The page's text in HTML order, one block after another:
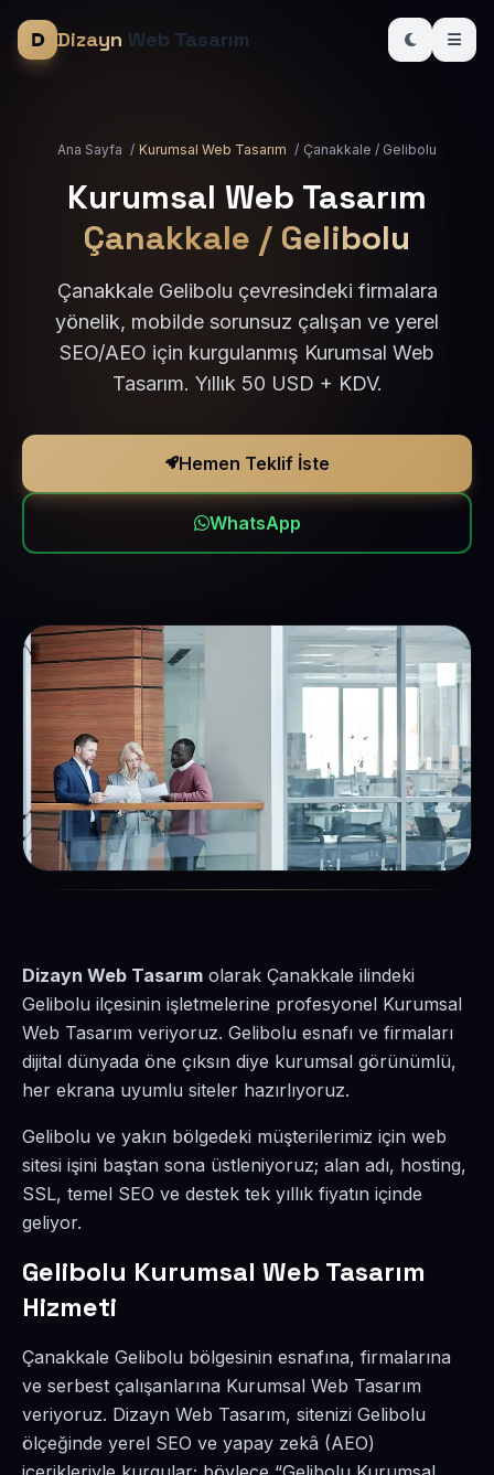
Dizayn Web Tasarım
Ana Sayfa / Kurumsal Web Tasarım / Çanakkale / Gelibolu
Kurumsal Web Tasarım
Çanakkale / Gelibolu
Çanakkale Gelibolu çevresindeki firmalara
yönelik, mobilde sorunsuz çalışan ve yerel
SEO/AEO için kurgulanmış Kurumsal Web
Tasarım. Yıllık 50 USD + KDV.
Hemen Teklif İste
WhatsApp
Dizayn Web Tasarım olarak Çanakkale ilindeki
Gelibolu ilçesinin işletmelerine profesyonel Kurumsal
Web Tasarım veriyoruz. Gelibolu esnafı ve firmaları
dijital dünyada öne çıksın diye kurumsal görünümlü,
her ekrana uyumlu siteler hazırlıyoruz.
Gelibolu ve yakın bölgedeki müşterilerimiz için web
sitesi işini baştan sona üstleniyoruz; alan adı, hosting,
SSL, temel SEO ve destek tek yıllık fiyatın içinde
geliyor.
Gelibolu Kurumsal Web Tasarım
Hizmeti
Çanakkale Gelibolu bölgesinin esnafına, firmalarına
ve serbest çalışanlarına Kurumsal Web Tasarım
veriyoruz. Dizayn Web Tasarım, sitenizi Gelibolu
ölçeğinde yerel SEO ve yapay zekâ (AEO)